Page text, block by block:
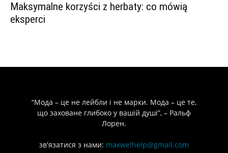
Maksymalne korzyści z herbaty: co mówią
eksperci
“Мода – це не лейбли і не марки. Мода – це те,
що заховане глибоко у вашій душі”, – Ральф
Лорен.
зв'язатися з нами: maxwelhelp@gmail.com